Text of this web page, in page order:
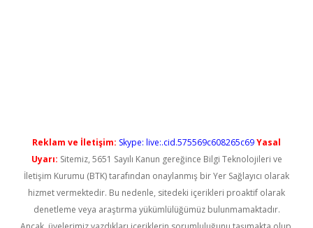
Reklam ve İletişim: Skype: live:.cid.575569c608265c69Yasal
Uyarı: Sitemiz, 5651 Sayılı Kanun gereğince Bilgi Teknolojileri ve
İletişim Kurumu (BTK) tarafından onaylanmış bir Yer Sağlayıcı olarak
hizmet vermektedir. Bu nedenle, sitedeki içerikleri proaktif olarak
denetleme veya araştırma yükümlülüğümüz bulunmamaktadır.